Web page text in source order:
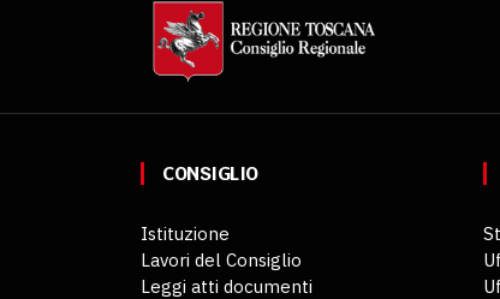
CONSIGLIO
Istituzione
Lavori del Consiglio
Leggi atti documenti